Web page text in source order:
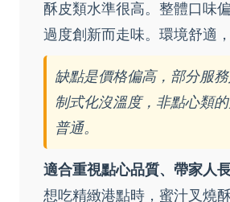
酥皮類水準很高。整體口味
過度創新而走味。環境舒適，
缺點是價格偏高，部分服
制式化沒溫度，非點心類
普通。
適合重視點心品質、帶家人
想吃精緻港點時，蜜汁叉燒